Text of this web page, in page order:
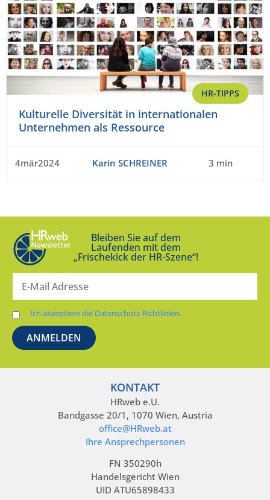
HR-TIPPS
Kulturelle Diversität in internationalen
Unternehmen als Ressource
4mär2024 Karin SCHREINER 3 min
Bleiben Sie auf dem
Laufenden mit dem
„Frischekick der HR-Szene“!
Ich akzeptiere die Datenschutz-Richtlinien.
KONTAKT
HRweb e.U.
Bandgasse 20/1, 1070 Wien, Austria
office@HRweb.at
Ihre Ansprechpersonen
FN 350290h
Handelsgericht Wien
UID ATU65898433